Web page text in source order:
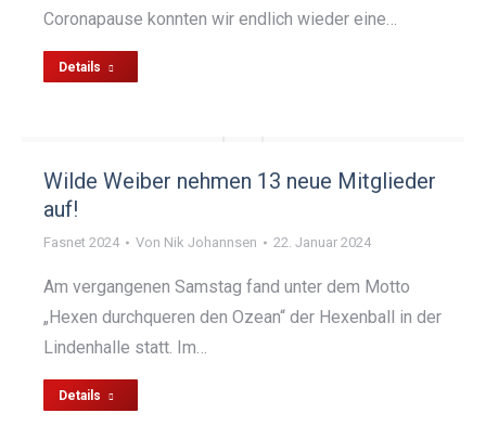
Coronapause konnten wir endlich wieder eine…
Details
Wilde Weiber nehmen 13 neue Mitglieder
auf!
Fasnet 2024 Von Nik Johannsen 22. Januar 2024
Am vergangenen Samstag fand unter dem Motto
„Hexen durchqueren den Ozean“ der Hexenball in der
Lindenhalle statt. Im…
Details